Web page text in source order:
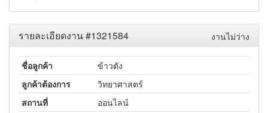
งานไม่ว่าง
รายละเอียดงาน #1321584
ชื่อลูกค้า
ข้าวตัง
ลูกค้าต้องการ
วิทยาศาสตร์
สถานที่
ออนไลน์